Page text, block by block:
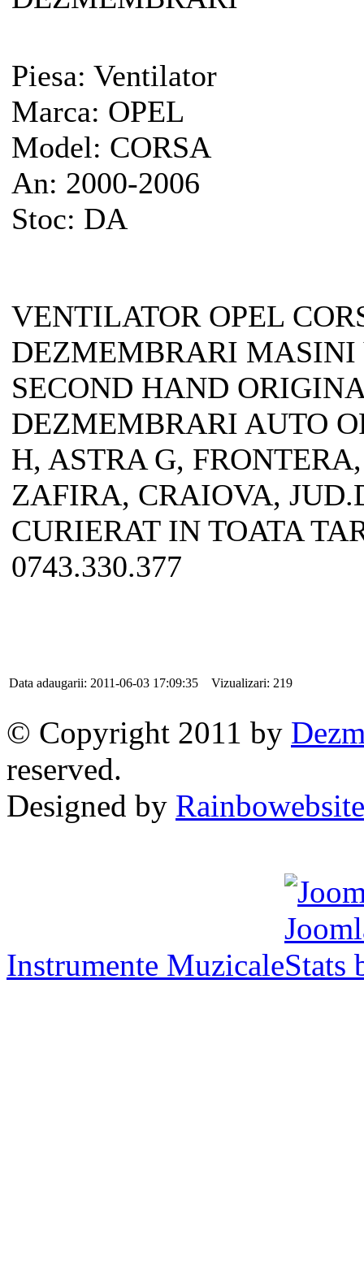
Piesa: Ventilator
Marca: OPEL
Model: CORSA
An: 2000-2006
Stoc: DA
VENTILATOR OPEL
DEZMEMBRARI MASINI
SECOND HAND
DEZMEMBRARI AUTO
H, ASTRA G,
ZAFIRA, CRAIOVA,
CURIERAT IN TOATA
0743.330.377
Data adaugarii: 2011-06-03 17:09:35 Vizualizari: 219
© Copyright 2011 by
reserved.
Designed by
Instrumente Muzicale